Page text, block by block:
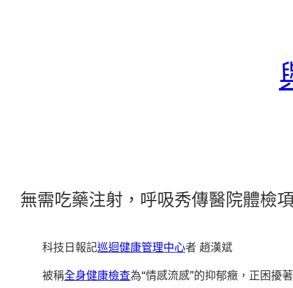
無需吃藥注射，呼吸秀傳醫院體檢
科技日報記巡迴健康管理中心者 趙漢斌
被稱全身健康檢查為“情感流感”的抑郁癥，正困擾